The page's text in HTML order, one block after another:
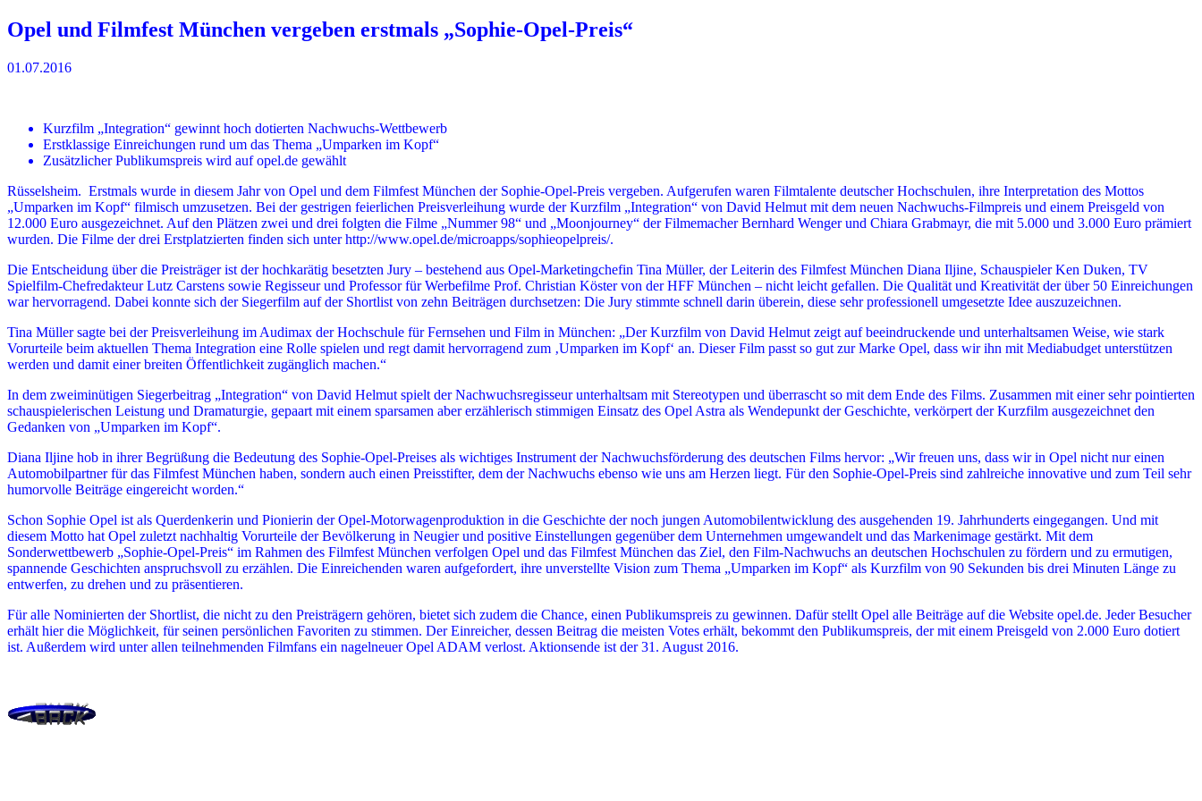
Opel und Filmfest München vergeben erstmals „Sophie-Opel-Preis“
01.07.2016
Kurzfilm „Integration“ gewinnt hoch dotierten Nachwuchs-Wettbewerb
Erstklassige Einreichungen rund um das Thema „Umparken im Kopf“
Zusätzlicher Publikumspreis wird auf opel.de gewählt
Rüsselsheim. Erstmals wurde in diesem Jahr von Opel und dem Filmfest München der Sophie-Opel-Preis vergeben. Aufgerufen waren Filmtalente deutscher Hochschulen, ihre Interpretation des Mottos
„Umparken im Kopf“ filmisch umzusetzen. Bei der gestrigen feierlichen Preisverleihung wurde der Kurzfilm „Integration“ von David Helmut mit dem neuen Nachwuchs-Filmpreis und einem Preisgeld von
12.000 Euro ausgezeichnet. Auf den Plätzen zwei und drei folgten die Filme „Nummer 98“ und „Moonjourney“ der Filmemacher Bernhard Wenger und Chiara Grabmayr, die mit 5.000 und 3.000 Euro prämiert
wurden. Die Filme der drei Erstplatzierten finden sich unter http://www.opel.de/microapps/sophieopelpreis/.
Die Entscheidung über die Preisträger ist der hochkarätig besetzten Jury – bestehend aus Opel-Marketingchefin Tina Müller, der Leiterin des Filmfest München Diana Iljine, Schauspieler Ken Duken, TV
Spielfilm-Chefredakteur Lutz Carstens sowie Regisseur und Professor für Werbefilme Prof. Christian Köster von der HFF München – nicht leicht gefallen. Die Qualität und Kreativität der über 50 Einreichungen
war hervorragend. Dabei konnte sich der Siegerfilm auf der Shortlist von zehn Beiträgen durchsetzen: Die Jury stimmte schnell darin überein, diese sehr professionell umgesetzte Idee auszuzeichnen.
Tina Müller sagte bei der Preisverleihung im Audimax der Hochschule für Fernsehen und Film in München: „Der Kurzfilm von David Helmut zeigt auf beeindruckende und unterhaltsamen Weise, wie stark
Vorurteile beim aktuellen Thema Integration eine Rolle spielen und regt damit hervorragend zum ‚Umparken im Kopf‘ an. Dieser Film passt so gut zur Marke Opel, dass wir ihn mit Mediabudget unterstützen
werden und damit einer breiten Öffentlichkeit zugänglich machen.“
In dem zweiminütigen Siegerbeitrag „Integration“ von David Helmut spielt der Nachwuchsregisseur unterhaltsam mit Stereotypen und überrascht so mit dem Ende des Films. Zusammen mit einer sehr pointierten
schauspielerischen Leistung und Dramaturgie, gepaart mit einem sparsamen aber erzählerisch stimmigen Einsatz des Opel Astra als Wendepunkt der Geschichte, verkörpert der Kurzfilm ausgezeichnet den
Gedanken von „Umparken im Kopf“.
Diana Iljine hob in ihrer Begrüßung die Bedeutung des Sophie-Opel-Preises als wichtiges Instrument der Nachwuchsförderung des deutschen Films hervor: „Wir freuen uns, dass wir in Opel nicht nur einen
Automobilpartner für das Filmfest München haben, sondern auch einen Preisstifter, dem der Nachwuchs ebenso wie uns am Herzen liegt. Für den Sophie-Opel-Preis sind zahlreiche innovative und zum Teil sehr
humorvolle Beiträge eingereicht worden.“
Schon Sophie Opel ist als Querdenkerin und Pionierin der Opel-Motorwagenproduktion in die Geschichte der noch jungen Automobilentwicklung des ausgehenden 19. Jahrhunderts eingegangen. Und mit
diesem Motto hat Opel zuletzt nachhaltig Vorurteile der Bevölkerung in Neugier und positive Einstellungen gegenüber dem Unternehmen umgewandelt und das Markenimage gestärkt. Mit dem
Sonderwettbewerb „Sophie-Opel-Preis“ im Rahmen des Filmfest München verfolgen Opel und das Filmfest München das Ziel, den Film-Nachwuchs an deutschen Hochschulen zu fördern und zu ermutigen,
spannende Geschichten anspruchsvoll zu erzählen. Die Einreichenden waren aufgefordert, ihre unverstellte Vision zum Thema „Umparken im Kopf“ als Kurzfilm von 90 Sekunden bis drei Minuten Länge zu
entwerfen, zu drehen und zu präsentieren.
Für alle Nominierten der Shortlist, die nicht zu den Preisträgern gehören, bietet sich zudem die Chance, einen Publikumspreis zu gewinnen. Dafür stellt Opel alle Beiträge auf die Website opel.de. Jeder Besucher
erhält hier die Möglichkeit, für seinen persönlichen Favoriten zu stimmen. Der Einreicher, dessen Beitrag die meisten Votes erhält, bekommt den Publikumspreis, der mit einem Preisgeld von 2.000 Euro dotiert
ist. Außerdem wird unter allen teilnehmenden Filmfans ein nagelneuer Opel ADAM verlost. Aktionsende ist der 31. August 2016.